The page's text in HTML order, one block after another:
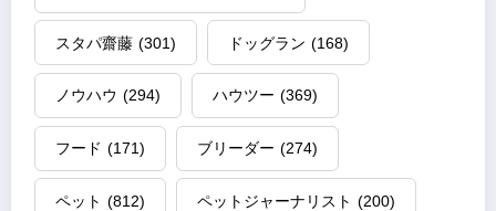
スタパ齋藤 (301) ドッグラン (168)
ノウハウ (294) ハウツー (369)
フード (171) ブリーダー (274)
ペット (812) ペットジャーナリスト (200)